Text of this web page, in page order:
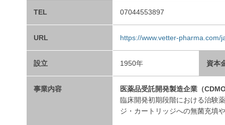
TEL 07044553897
URL https://www.vetter-pharma.com/
設立 1950年 資本
事業内容
医薬品受託開発製造企業（
臨床開発初期段階における治験
ジ・カートリッジへの無菌充填